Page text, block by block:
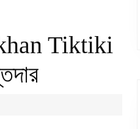
Tiktiki